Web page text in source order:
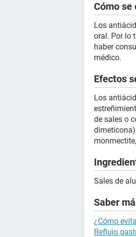
Cómo se
Los
oral. Por lo
haber
médico.
Efectos
Los
de sales o
Sales de
Saber
¿Cómo
Reflujo